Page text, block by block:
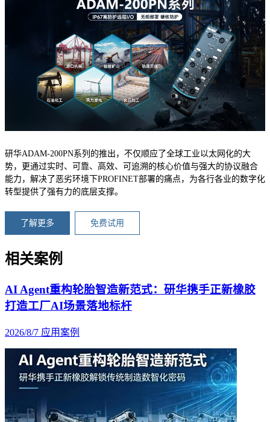
研华ADAM-200PN系列的推出，不仅顺应了全球工业以太网化的大
势，更通过实时、可靠、高效、可追溯的核心价值与强大的协议融合
能力，解决了恶劣环境下PROFINET部署的痛点，为各行各业的数字化
转型提供了强有力的底层支撑。
了解更多 免费试用
相关案例
AI Agent重构轮胎智造新范式：研华携手正新橡胶
打造工厂AI场景落地标杆
2026/8/7 应用案例